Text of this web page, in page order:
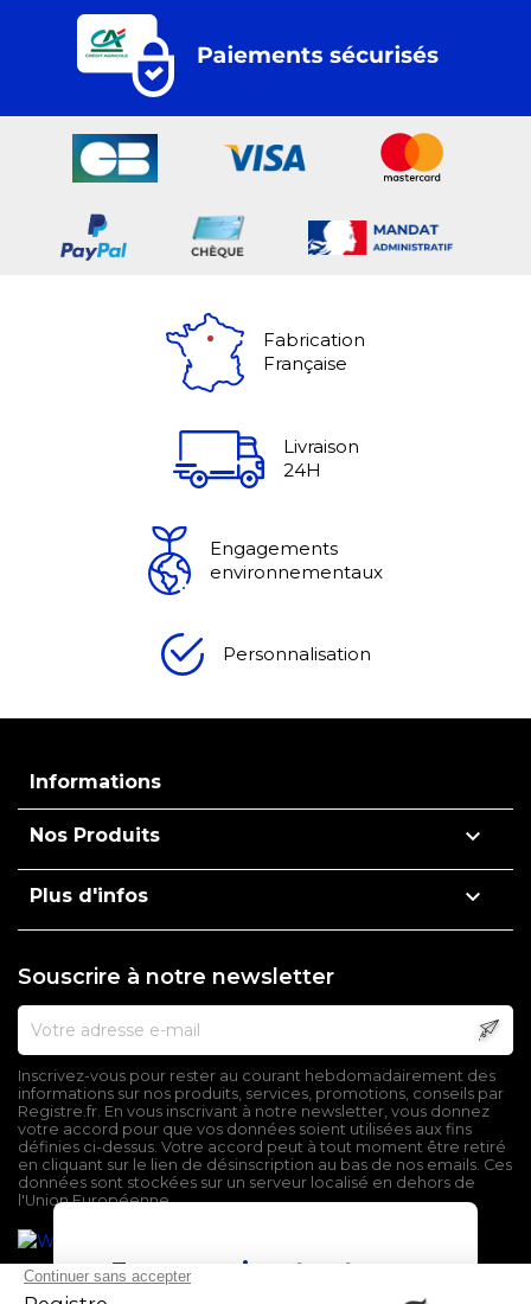
Fabrication
Française
Livraison
24H
Engagements
environnementaux
Personnalisation
Informations
Nos Produits 
Plus d'infos 
Souscrire à notre newsletter
Inscrivez-vous pour rester au courant hebdomadairement des
informations sur nos produits, services, promotions, conseils par
Registre.fr. En vous inscrivant à notre newsletter, vous donnez
votre accord pour que vos données soient utilisées aux fins
définies ci-dessus. Votre accord peut à tout moment être retiré
en cliquant sur le lien de désinscription au bas de nos emails. Ces
données sont stockées sur un serveur localisé en dehors de
l'Union Européenne.
En poursuivant votre
navigation sur ce site,